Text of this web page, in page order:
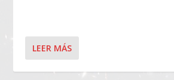
LEER MÁS